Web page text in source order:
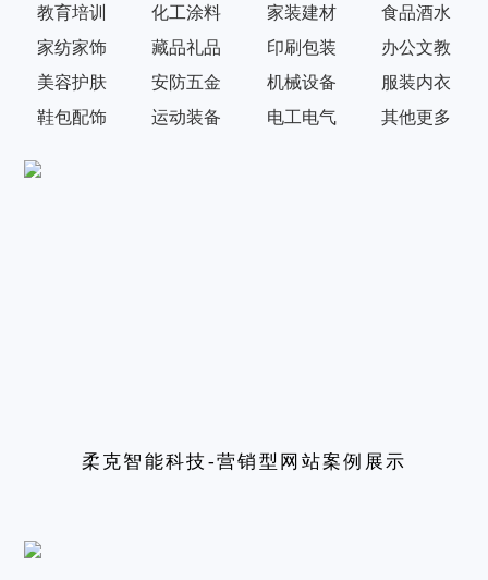
教育培训 化工涂料 家装建材
食品酒水
家纺家饰
藏品礼品 印刷包装
办公文教
美容护肤
安防五金 机械设备
服装内衣
鞋包配饰
运动装备 电工电气 其他更多
柔克智能科技-营销型网站案例展示